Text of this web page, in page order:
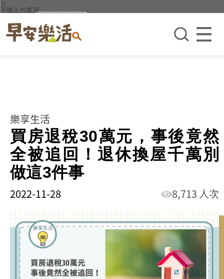
×
手機上方置頂
樂享生活
買房退稅30萬元，事後竟然
全被追回！退休換屋千萬別
做這3件事
2022-11-28 8,713 人次